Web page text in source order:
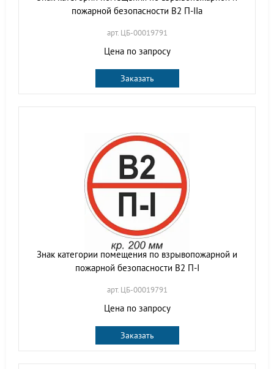
пожарной безопасности В2 П-IIа
арт. ЦБ-00019791
Цена по запросу
Заказать
Знак категории помещения по взрывопожарной и
пожарной безопасности В2 П-I
арт. ЦБ-00019791
Цена по запросу
Заказать